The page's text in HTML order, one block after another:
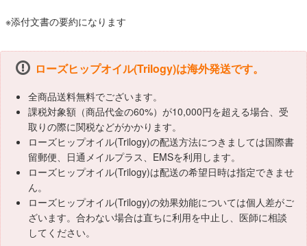
※添付文書の要約になります
ローズヒップオイル(Trilogy)は海外発送です。
全商品送料無料でございます。
課税対象額（商品代金の60%）が10,000円を超える場合、受
取りの際に関税などがかかります。
ローズヒップオイル(Trilogy)の配送方法につきましては国際書
留郵便、日通メイルプラス、EMSを利用します。
ローズヒップオイル(Trilogy)は配送の希望日時は指定できませ
ん。
ローズヒップオイル(Trilogy)の効果効能については個人差がご
ざいます。合わない場合は直ちに利用を中止し、医師に相談
してください。